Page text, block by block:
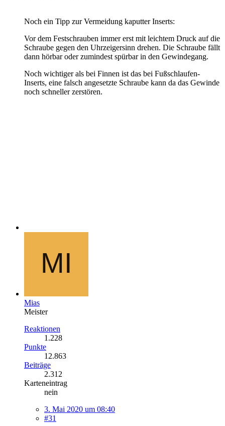
Noch ein Tipp zur Vermeidung kaputter Inserts:
Vor dem Festschrauben immer erst mit leichtem Druck auf die
Schraube gegen den Uhrzeigersinn drehen. Die Schraube fällt
dann hörbar oder zumindest spürbar in den Gewindegang.
Noch wichtiger als bei Finnen ist das bei Fußschlaufen-
Inserts, eine falsch angesetzte Schraube kann da das Gewinde
noch schneller zerstören.
Mias
Meister
Reaktionen
1.228
Punkte
12.863
Beiträge
2.312
Karteneintrag
nein
3. Mai 2020 um 08:40
#31